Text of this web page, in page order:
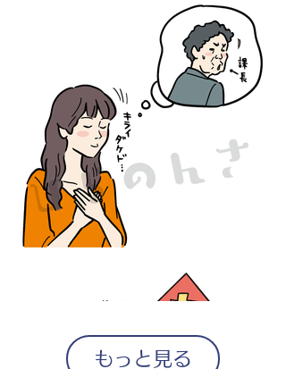
もっと見る